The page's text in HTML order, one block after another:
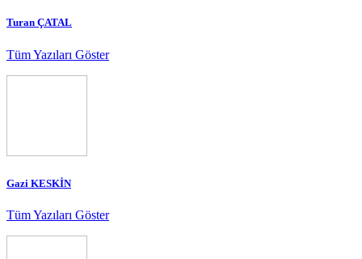
Turan ÇATAL
Tüm Yazıları Göster
Gazi KESKİN
Tüm Yazıları Göster